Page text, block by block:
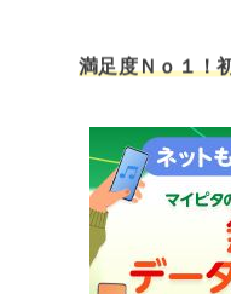
満足度Ｎｏ１！